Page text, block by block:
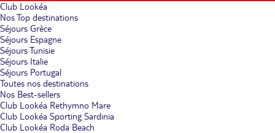
Club Lookéa
Nos Top destinations
Séjours Grèce
Séjours Espagne
Séjours Tunisie
Séjours Italie
Séjours Portugal
Toutes nos destinations
Nos Best-sellers
Club Lookéa Rethymno Mare
Club Lookéa Sporting Sardinia
Club Lookéa Roda Beach